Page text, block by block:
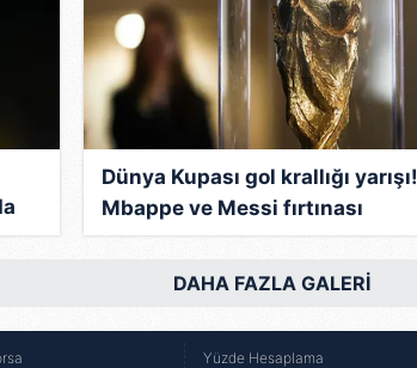
Dünya Kupası gol krallığı yarışı!
Mbappe ve Messi fırtınası
DAHA FAZLA GALERİ
Yüzde Hesaplama